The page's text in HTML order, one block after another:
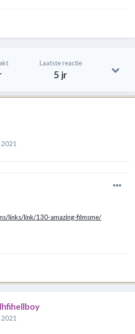
Laatste reactie
5 jr
2021
links/link/130-amazing-filmsme/
2021